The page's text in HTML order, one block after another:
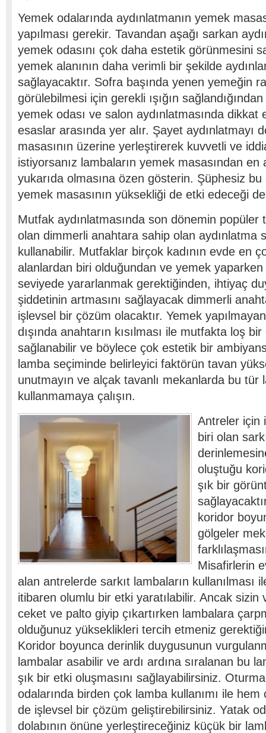
Yemek odalarında aydınlatmanın yemek
yapılması gerekir. Tavandan aşağı sarkan
yemek odasını çok daha estetik görünmesini
yemek alanının daha verimli bir şekilde
sağlayacaktır. Sofra başında yenen yemeğin
görülebilmesi için gerekli ışığın
yemek odası ve salon aydınlatmasında dikkat
esaslar arasında yer alır. Şayet aydınlatmayı
masasının üzerine yerleştirerek kuvvetli ve
istiyorsanız lambaların yemek masasından
yukarıda olmasına özen gösterin. Şüphesiz
yemek masasının yüksekliği de etki edeceği
Mutfak aydınlatmasında son dönemin popüler
olan dimmerli anahtara sahip olan aydınlatma
kullanabilir. Mutfaklar birçok kadının evde en
alanlardan biri olduğundan ve yemek yaparken
seviyede yararlanmak gerektiğinden, ihtiyaç
şiddetinin artmasını sağlayacak dimmerli
işlevsel bir çözüm olacaktır. Yemek
dışında anahtarın kısılması ile mutfakta loş
sağlanabilir ve böylece çok estetik bir
lamba seçiminde belirleyici faktörün tavan
unutmayın ve alçak tavanlı mekanlarda bu tür
kullanmamaya çalışın.
Antreler için
biri olan
oluştuğu
şık bir
koridor
gölgeler
Misafirlerin
alan antrelerde sarkıt lambaların kullanılması
itibaren olumlu bir etki yaratılabilir. Ancak sizin
ceket ve palto giyip çıkartırken lambalara
olduğunuz yükseklikleri tercih etmeniz
Koridor boyunca derinlik duygusunun
lambalar asabilir ve ardı ardına sıralanan bu
şık bir etki oluşmasını sağlayabilirsiniz.
odalarında birden çok lamba kullanımı ile
de işlevsel bir çözüm geliştirebilirsiniz. Yatak
dolabının önüne yerleştireceğiniz küçük bir